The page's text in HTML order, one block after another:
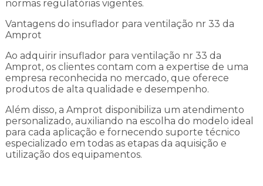
normas regulatórias vigentes.
Vantagens do insuflador para ventilação nr 33 da
Amprot
Ao adquirir insuflador para ventilação nr 33 da
Amprot, os clientes contam com a expertise de uma
empresa reconhecida no mercado, que oferece
produtos de alta qualidade e desempenho.
Além disso, a Amprot disponibiliza um atendimento
personalizado, auxiliando na escolha do modelo ideal
para cada aplicação e fornecendo suporte técnico
especializado em todas as etapas da aquisição e
utilização dos equipamentos.